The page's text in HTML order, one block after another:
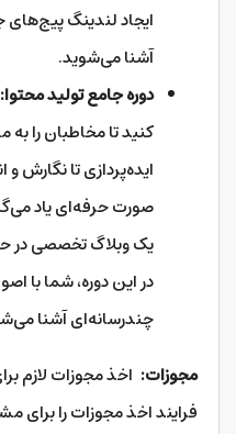
ایجاد لندینگ
آشنا می‌شوید.
دوره جامع تولید محتوا:
کنید تا مخاطبان را به
ایده‌پردازی تا نگارش و
صورت حرفه‌ای یاد
یک وبلاگ تخصصی در
در این دوره، شما با
چندرسانه‌ای آشنا
مجوزات: اخذ مجوزات لازم
فرایند اخذ مجوزات را برای